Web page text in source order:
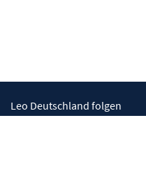
Leo Deutschland folgen